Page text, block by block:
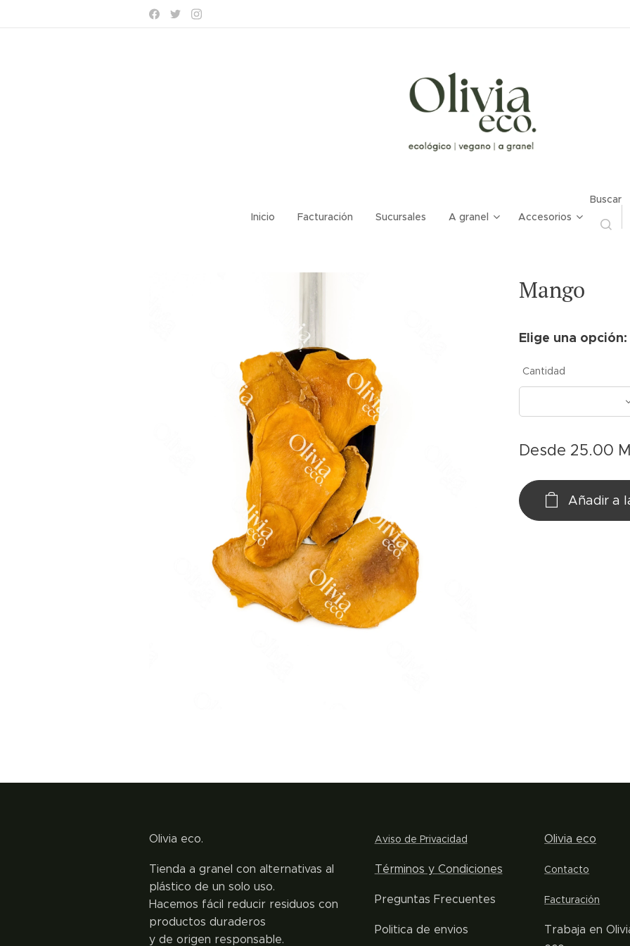
Inicio Facturación Sucursales A granel Accesorios
Buscar
Mango
Elige una opción:
Cantidad
Desde 25.00
Añadir a
Olivia eco.
Tienda a granel con alternativas al
plástico de un solo uso.
Hacemos fácil reducir residuos con
productos duraderos
y de origen responsable.
Aviso de Privacidad
Términos y Condiciones
Preguntas Frecuentes
Politica de envios
Olivia eco
Contacto
Facturación
Trabaja en